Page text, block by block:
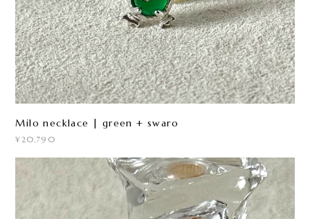
Milo necklace | green + swaro
¥20,790